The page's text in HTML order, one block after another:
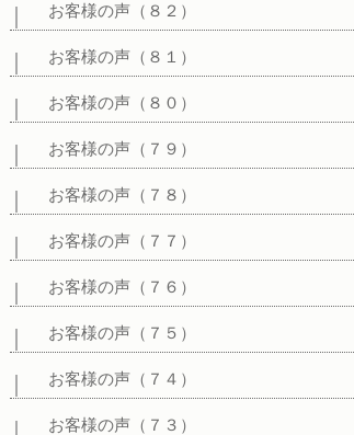
お客様の声（８２）
お客様の声（８１）
お客様の声（８０）
お客様の声（７９）
お客様の声（７８）
お客様の声（７７）
お客様の声（７６）
お客様の声（７５）
お客様の声（７４）
お客様の声（７３）